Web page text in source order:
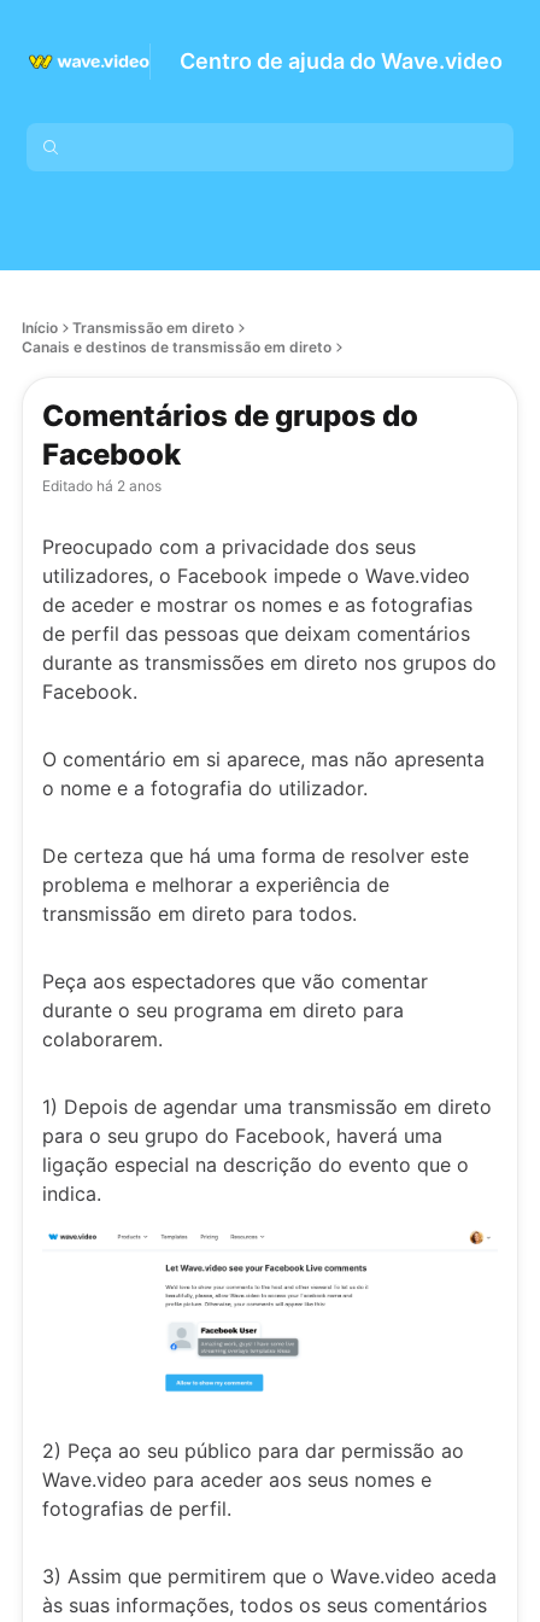
Centro de ajuda do Wave.video
Início
Transmissão em direto
Canais e destinos de transmissão em direto
Comentários de grupos do
Facebook
Editado há 2 anos
Preocupado com a privacidade dos seus
utilizadores, o Facebook impede o Wave.video
de aceder e mostrar os nomes e as fotografias
de perfil das pessoas que deixam comentários
durante as transmissões em direto nos grupos do
Facebook.
O comentário em si aparece, mas não apresenta
o nome e a fotografia do utilizador.
De certeza que há uma forma de resolver este
problema e melhorar a experiência de
transmissão em direto para todos.
Peça aos espectadores que vão comentar
durante o seu programa em direto para
colaborarem.
1) Depois de agendar uma transmissão em direto
para o seu grupo do Facebook, haverá uma
ligação especial na descrição do evento que o
indica.
2) Peça ao seu público para dar permissão ao
Wave.video para aceder aos seus nomes e
fotografias de perfil.
3) Assim que permitirem que o Wave.video aceda
às suas informações, todos os seus comentários